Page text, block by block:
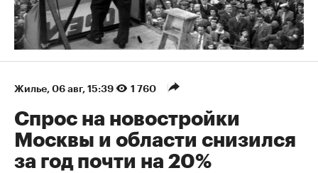
Жилье⁠, 06 авг, 15:39 1 760
Спрос на новостройки
Москвы и области снизился
за год почти на 20%